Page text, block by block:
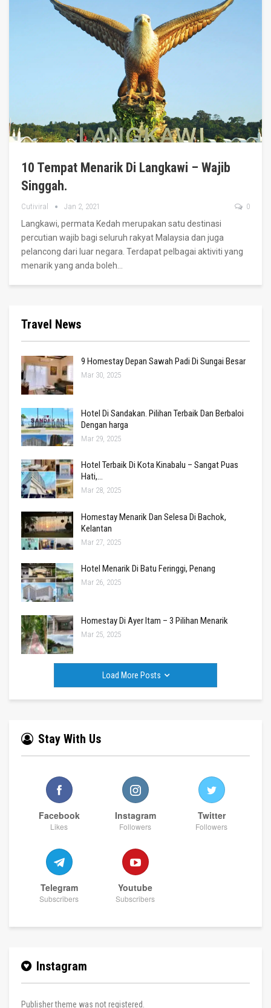
10 Tempat Menarik Di Langkawi – Wajib
Singgah.
Cutiviral Jan 2, 2021 0
Langkawi, permata Kedah merupakan satu destinasi
percutian wajib bagi seluruh rakyat Malaysia dan juga
pelancong dari luar negara. Terdapat pelbagai aktiviti yang
menarik yang anda boleh
Travel News
9 Homestay Depan Sawah Padi Di Sungai Besar
Mar 30, 2025
Hotel Di Sandakan. Pilihan Terbaik Dan Berbaloi
Dengan harga
Mar 29, 2025
Hotel Terbaik Di Kota Kinabalu – Sangat Puas
Hati,…
Mar 28, 2025
Homestay Menarik Dan Selesa Di Bachok,
Kelantan
Mar 27, 2025
Hotel Menarik Di Batu Feringgi, Penang
Mar 26, 2025
Homestay Di Ayer Itam – 3 Pilihan Menarik
Mar 25, 2025
Load More Posts
Stay With Us
Facebook
Likes
Instagram
Followers
Twitter
Followers
Telegram
Subscribers
Youtube
Subscribers
Instagram
Publisher theme was not registered.